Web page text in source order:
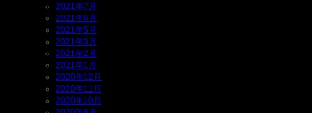
2021年7月
2021年6月
2021年5月
2021年3月
2021年2月
2021年1月
2020年12月
2020年11月
2020年10月